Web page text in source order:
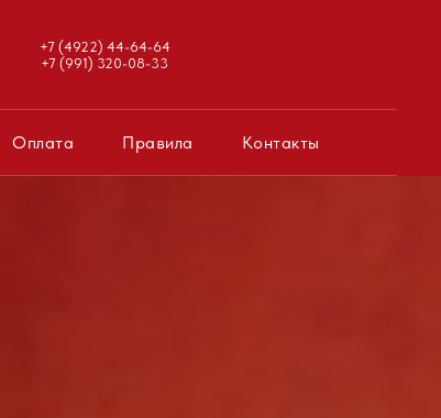
+7 (4922) 44-64-64
+7 (991) 320-08-33
Оплата Правила Контакты